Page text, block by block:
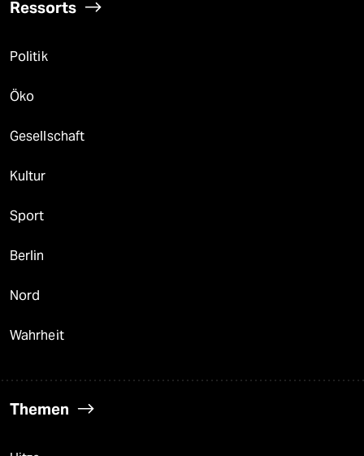
Ressorts
Politik
Öko
Gesellschaft
Kultur
Sport
Berlin
Nord
Wahrheit
Themen